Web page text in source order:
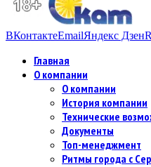
ВКонтактеEmailЯндекс Дзен
Главная
О компании
О компании
История компании
Технические
Документы
Топ-менеджмент
Ритмы города с